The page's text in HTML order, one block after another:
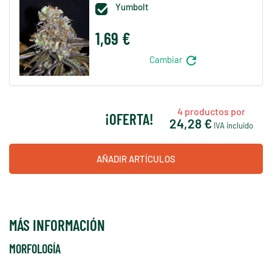
 Yumbolt
1,69 €
Cambiar refresh
¡OFERTA! 4 productos por
24,28 € IVA incluido
AÑADIR ARTÍCULOS
MÁS INFORMACIÓN
MORFOLOGÍA